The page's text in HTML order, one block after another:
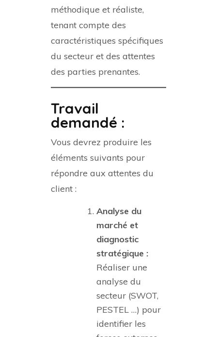
méthodique et réaliste,
tenant compte des
caractéristiques spécifiques
du secteur et des attentes
des parties prenantes.
Travail
demandé :
Vous devrez produire les
éléments suivants pour
répondre aux attentes du
client :
Analyse du
marché et
diagnostic
stratégique :
Réaliser une
analyse du
secteur (SWOT,
PESTEL …) pour
identifier les